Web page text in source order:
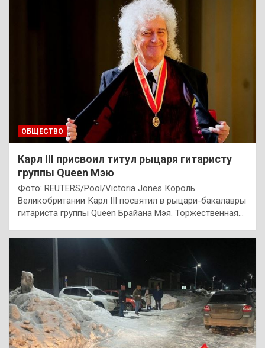
ОБЩЕСТВО
Карл III присвоил титул рыцаря гитаристу
группы Queen Мэю
Фото: REUTERS/Pool/Victoria Jones Король
Великобритании Карл III посвятил в рыцари-бакалавры
гитариста группы Queen Брайана Мэя. Торжественная…